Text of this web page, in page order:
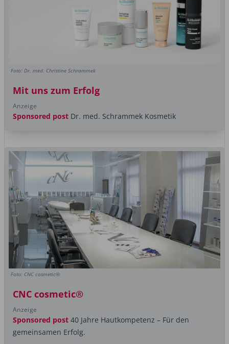
Foto: Dr. med. Christine Schrammek
Mit uns zum Erfolg
Anzeige
Sponsored post Dr. med. Schrammek Kosmetik
Foto: CNC cosmetic®
CNC cosmetic®
Anzeige
Sponsored post 40 Jahre Hautkompetenz – Für den
gemeinsamen Erfolg.